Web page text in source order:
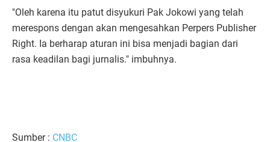
"Oleh karena itu patut disyukuri Pak Jokowi yang telah
merespons dengan akan mengesahkan Perpers Publisher
Right. Ia berharap aturan ini bisa menjadi bagian dari
rasa keadilan bagi jurnalis." imbuhnya.
Sumber : CNBC